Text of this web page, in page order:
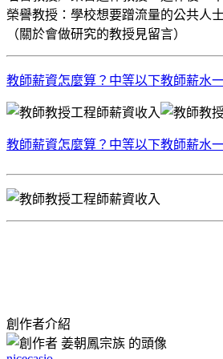
榮譽教授：學校想要蹭流量的公共人
（關於會做研究的教授見留言）
教師薪資怎麼算？中等以下教師薪水
教師薪資怎麼算？中等以下教師薪水
創作者介紹